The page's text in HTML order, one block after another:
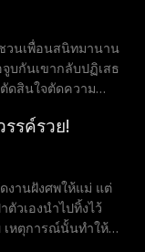
บความอ่อนโยนที่
วแต่กลับพบว่าเขาคือ
างจากภาพสามีผู้แสน
งเข้าไปช่วยเขาและ
รวจครรภ์ที่หล่นออก
ตใจหนุ่มผมขาวคนนี้
เขาให้ได้
วนเพื่อนสนิทมานาน
บกันเขากลับปฏิเสธ
ดสินใจตัดความ
และมอบความรักให้
ขัดขวางความรักครั้ง
จริงใจเอาชนะใจพ่อ
าในขณะที่ความ
ด้สวย จู่ๆ ก็มีข่าวว่า
รค์รวย!
งานฝังศพให้แม่ แต่
วเองนำไปทิ้งไว้
เหตุการณ์นั้นทำให้